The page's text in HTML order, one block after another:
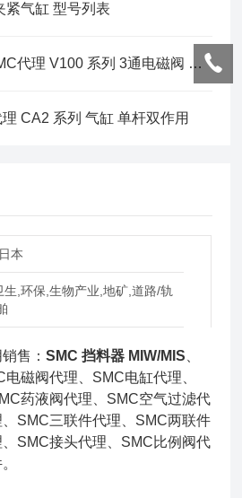
紧气缸 型号列表
深圳龙华观澜新田SMC代理 V100 系列 3通电磁阀 直动式 标准型
CA2 系列 气缸 单杆双作用
本
生,环保,生物产业,地矿,道路/轨
售：SMC 挡料器 MIW/MIS
磁阀代理、SMC电缸代理、
药液阀代理、SMC空气过滤代
SMC三联件代理、SMC两联件
SMC接头代理、SMC比例阀代